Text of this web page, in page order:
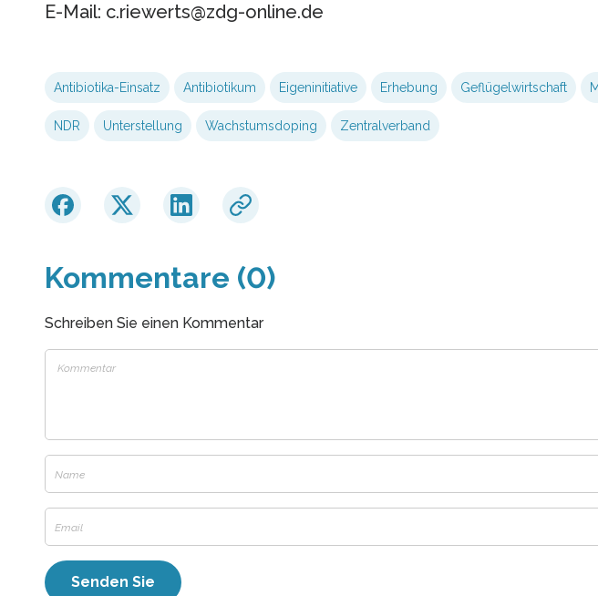
E-Mail: c.riewerts@zdg-online.de
Antibiotika-Einsatz Antibiotikum Eigeninitiative Erhebung Geflügelwirtschaft
NDR Unterstellung Wachstumsdoping Zentralverband
Kommentare (0)
Schreiben Sie einen Kommentar